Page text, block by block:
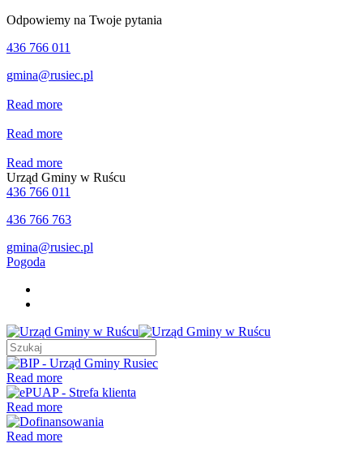
Odpowiemy na Twoje pytania
436 766 011
gmina@rusiec.pl
Read more
Read more
Read more
Urząd Gminy w Ruścu
436 766 011
436 766 763
gmina@rusiec.pl
Pogoda
Read more
Read more
Read more